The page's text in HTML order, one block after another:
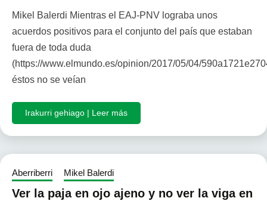
Mikel Balerdi Mientras el EAJ-PNV lograba unos
acuerdos positivos para el conjunto del país que estaban
fuera de toda duda
(https://www.elmundo.es/opinion/2017/05/04/
éstos no se veían
Irakurri gehiago | Leer más
Aberriberri Mikel Balerdi
Ver la paja en ojo ajeno y no ver la viga en